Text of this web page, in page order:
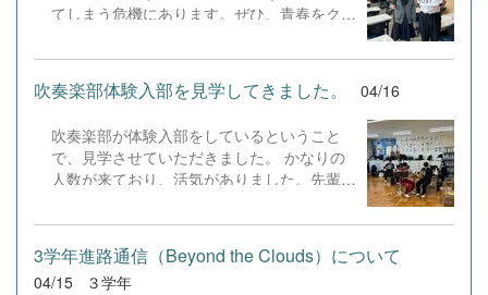
徒たちが楽しみながら探究活動の基礎を学ぶ
てしまう危機にあります。ぜひ、青春をクイ
で活動していますので、クイズに興味のある
１年生のみなさん。ぜひ行ってみてくださ
い。きっと楽しいよ &nbsp;
吹奏楽部体験入部を見学してきました。 04/16
吹奏楽部が体験入部をしているということ
で、見学させていただきました。 かなりの
人数が来ており、活気がありました。先輩た
少し人数が欲しいということでしたので、１
年生のみなさん体験入部に行ってみてくださ
いね。
3学年進路通信（Beyond the Clouds）について
04/15 ３学年